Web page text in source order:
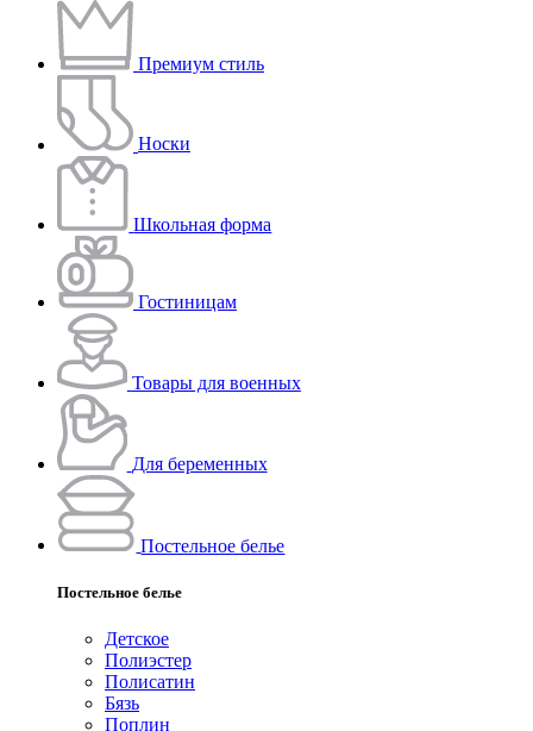
Премиум стиль
Носки
Школьная форма
Гостиницам
Товары для военных
Для беременных
Постельное белье
Постельное белье
Детское
Полиэстeр
Полисатин
Бязь
Поплин